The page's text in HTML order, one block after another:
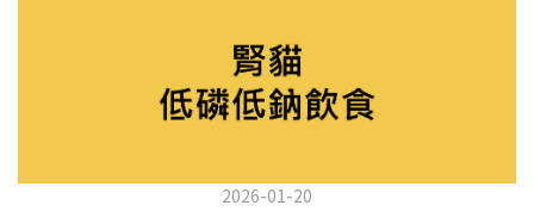
2026-01-20